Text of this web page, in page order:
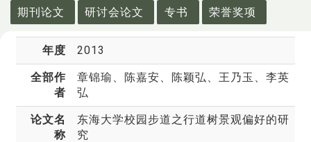
期刊论文
研讨会论文 专书 荣誉奖项
年度 2013
全部作
者
章锦瑜 、陈嘉安、陈颖弘、王乃玉、李英
弘
论文名
称
东海大学校园步道之行道树景观偏好的研
究